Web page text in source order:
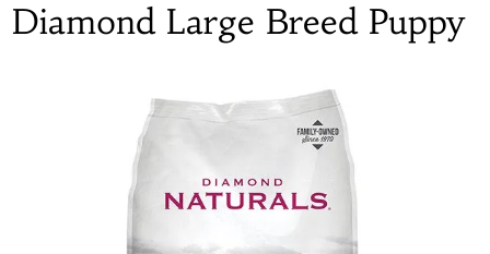
Diamond Large Breed Puppy